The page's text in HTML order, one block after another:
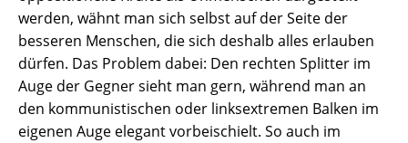
werden, wähnt man sich selbst auf der Seite der
besseren Menschen, die sich deshalb alles erlauben
dürfen. Das Problem dabei: Den rechten Splitter im
Auge der Gegner sieht man gern, während man an
den kommunistischen oder linksextremen Balken im
eigenen Auge elegant vorbeischielt. So auch im